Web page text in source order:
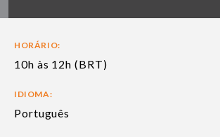
HORÁRIO:
10h às 12h (BRT)
IDIOMA:
Português